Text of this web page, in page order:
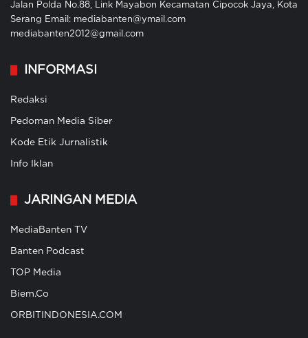
Jalan Polda No.88, Link Mayabon Kecamatan Cipocok Jaya, Kota
Serang Email: mediabanten@ymail.com
mediabanten2012@gmail.com
INFORMASI
Redaksi
Pedoman Media Siber
Kode Etik Jurnalistik
Info Iklan
JARINGAN MEDIA
MediaBanten TV
Banten Podcast
TOP Media
Biem.Co
ORBITINDONESIA.COM